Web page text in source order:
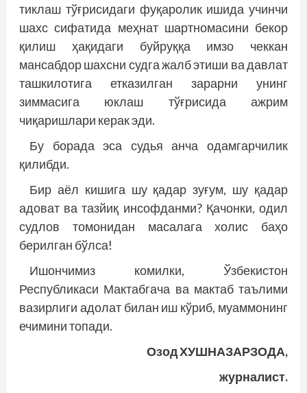
тиклаш тўғрисидаги фуқаролик ишида учинчи
шахс сифатида меҳнат шартномасини бекор
қилиш ҳақидаги буйруққа имзо чеккан
мансабдор шахсни судга жалб этиши ва давлат
ташкилотига етказилган зарарни унинг
зиммасига юклаш тўғрисида ажрим
чиқаришлари керак эди.
Бу борада эса судья анча одамгарчилик
қилибди.
Бир аёл кишига шу қадар зуғум, шу қадар
адоват ва тазйиқ инсофданми? Қачонки, одил
судлов томонидан масалага холис баҳо
берилган бўлса!
Ишончимиз комилки, Ўзбекистон
Республикаси Мактабгача ва мактаб таълими
вазирлиги адолат билан иш кўриб, муаммонинг
ечимини топади.
Озод ХУШНАЗАРЗОДА,
журналист.